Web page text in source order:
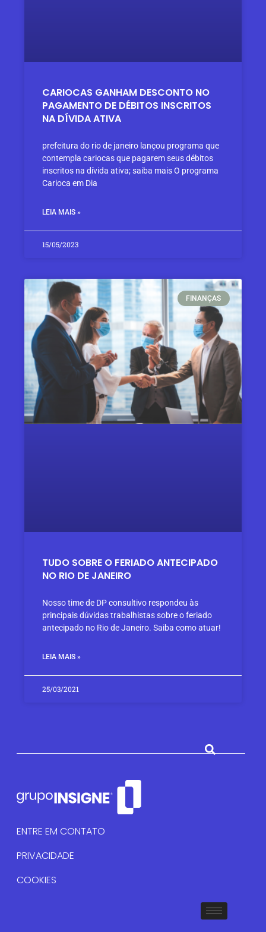
CARIOCAS GANHAM DESCONTO NO
PAGAMENTO DE DÉBITOS INSCRITOS
NA DÍVIDA ATIVA
prefeitura do rio de janeiro lançou programa que
contempla cariocas que pagarem seus débitos
inscritos na dívida ativa; saiba mais O programa
Carioca em Dia
LEIA MAIS »
15/05/2023
FINANÇAS​
TUDO SOBRE O FERIADO ANTECIPADO
NO RIO DE JANEIRO
Nosso time de DP consultivo respondeu às
principais dúvidas trabalhistas sobre o feriado
antecipado no Rio de Janeiro. Saiba como atuar!
LEIA MAIS »
25/03/2021
ENTRE EM CONTATO
PRIVACIDADE
COOKIES